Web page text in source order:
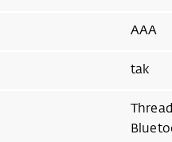
AAA
tak
Thread